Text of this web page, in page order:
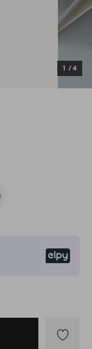
1 /4